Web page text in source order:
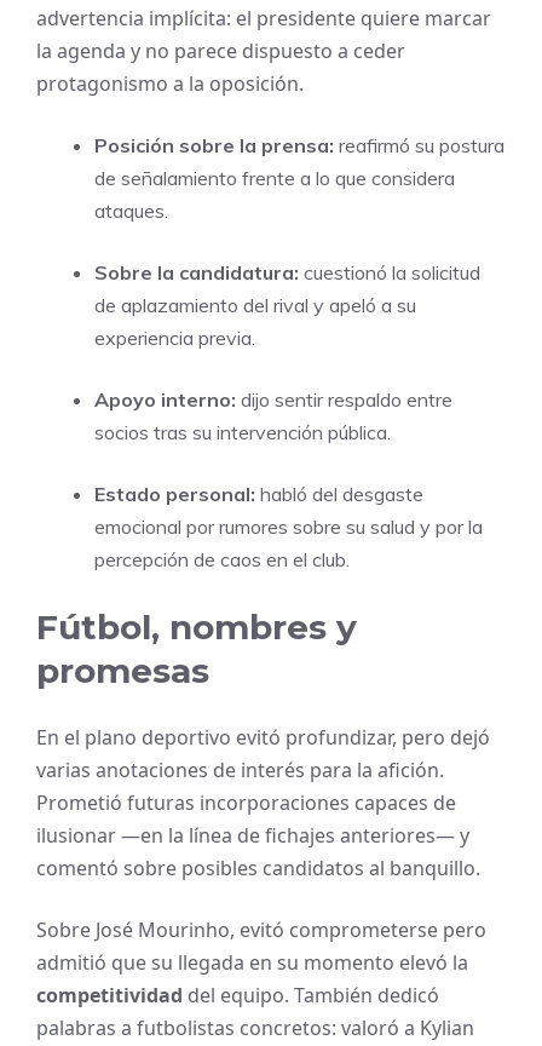
advertencia implícita: el presidente quiere marcar
la agenda y no parece dispuesto a ceder
protagonismo a la oposición.
Posición sobre la prensa: reafirmó su postura
de señalamiento frente a lo que considera
ataques.
Sobre la candidatura: cuestionó la solicitud
de aplazamiento del rival y apeló a su
experiencia previa.
Apoyo interno: dijo sentir respaldo entre
socios tras su intervención pública.
Estado personal: habló del desgaste
emocional por rumores sobre su salud y por la
percepción de caos en el club.
Fútbol, nombres y
promesas
En el plano deportivo evitó profundizar, pero dejó
varias anotaciones de interés para la afición.
Prometió futuras incorporaciones capaces de
ilusionar —en la línea de fichajes anteriores— y
comentó sobre posibles candidatos al banquillo.
Sobre José Mourinho, evitó comprometerse pero
admitió que su llegada en su momento elevó la
competitividad del equipo. También dedicó
palabras a futbolistas concretos: valoró a Kylian